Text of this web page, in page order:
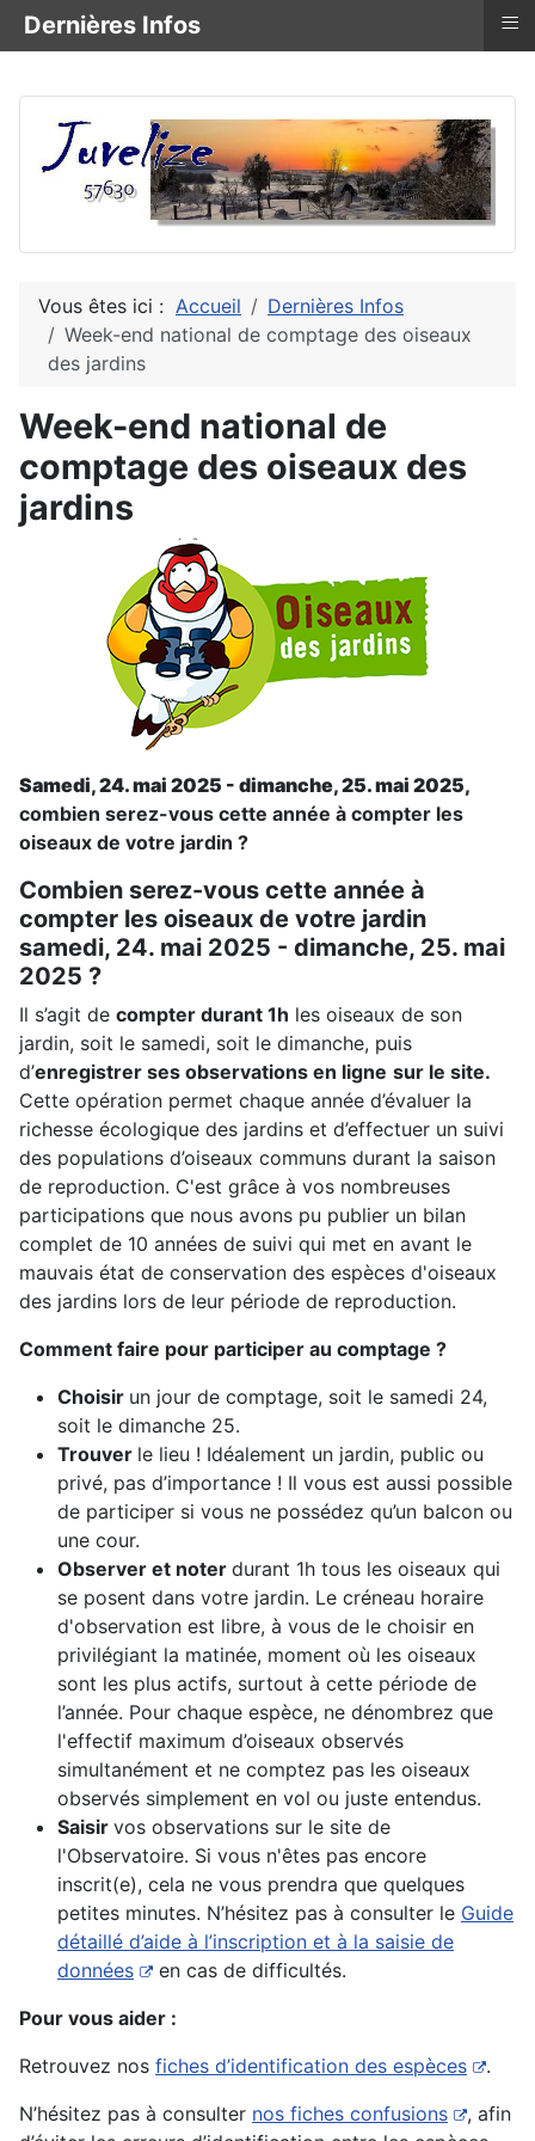
Vous êtes ici : Accueil
Dernières Infos
Week-end national de comptage des oiseaux
des jardins
Week-end national de
comptage des oiseaux des
jardins
Samedi, 24. mai 2025 - dimanche, 25. mai 2025,
combien serez-vous cette année à compter les
oiseaux de votre jardin ?
Combien serez-vous cette année à
compter les oiseaux de votre jardin
samedi, 24. mai 2025 - dimanche, 25. mai
2025 ?
Il s’agit de compter durant 1h les oiseaux de son
jardin, soit le samedi, soit le dimanche, puis
d’enregistrer ses observations en ligne sur le site.
Cette opération permet chaque année d’évaluer la
richesse écologique des jardins et d’effectuer un suivi
des populations d’oiseaux communs durant la saison
de reproduction. C'est grâce à vos nombreuses
participations que nous avons pu publier un bilan
complet de 10 années de suivi qui met en avant le
mauvais état de conservation des espèces d'oiseaux
des jardins lors de leur période de reproduction.
Comment faire pour participer au comptage ?
Choisir un jour de comptage, soit le samedi 24,
soit le dimanche 25.
Trouver le lieu ! Idéalement un jardin, public ou
privé, pas d’importance ! Il vous est aussi possible
de participer si vous ne possédez qu’un balcon ou
une cour.
Observer et noter durant 1h tous les oiseaux qui
se posent dans votre jardin. Le créneau horaire
d'observation est libre, à vous de le choisir en
privilégiant la matinée, moment où les oiseaux
sont les plus actifs, surtout à cette période de
l’année. Pour chaque espèce, ne dénombrez que
l'effectif maximum d’oiseaux observés
simultanément et ne comptez pas les oiseaux
observés simplement en vol ou juste entendus.
Saisir vos observations sur le site de
l'Observatoire. Si vous n'êtes pas encore
inscrit(e), cela ne vous prendra que quelques
petites minutes. N’hésitez pas à consulter le Guide
détaillé d’aide à l’inscription et à la saisie de
données
en cas de difficultés.
Pour vous aider :
Retrouvez nos fiches d’identification des espèces
.
N’hésitez pas à consulter nos fiches confusions
, afin
Dernières Infos ≡